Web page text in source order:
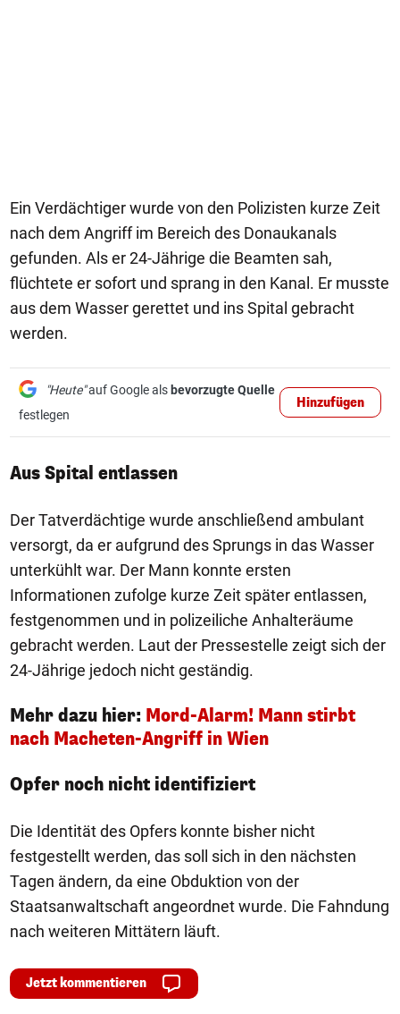
Ein Verdächtiger wurde von den Polizisten kurze Zeit
nach dem Angriff im Bereich des Donaukanals
gefunden. Als er 24-Jährige die Beamten sah,
flüchtete er sofort und sprang in den Kanal. Er musste
aus dem Wasser gerettet und ins Spital gebracht
werden.
"Heute"auf Google als bevorzugte Quelle
festlegen
Hinzufügen
Aus Spital entlassen
Der Tatverdächtige wurde anschließend ambulant
versorgt, da er aufgrund des Sprungs in das Wasser
unterkühlt war. Der Mann konnte ersten
Informationen zufolge kurze Zeit später entlassen,
festgenommen und in polizeiliche Anhalteräume
gebracht werden. Laut der Pressestelle zeigt sich der
24-Jährige jedoch nicht geständig.
Mehr dazu hier: Mord-Alarm! Mann stirbt
nach Macheten-Angriff in Wien
Opfer noch nicht identifiziert
Die Identität des Opfers konnte bisher nicht
festgestellt werden, das soll sich in den nächsten
Tagen ändern, da eine Obduktion von der
Staatsanwaltschaft angeordnet wurde. Die Fahndung
nach weiteren Mittätern läuft.
Jetzt kommentieren